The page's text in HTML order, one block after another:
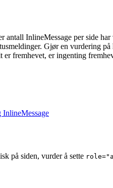
antall InlineMessage per side
Gjør en vurdering
fremhevet, er ingenting
på siden, vurder å sette